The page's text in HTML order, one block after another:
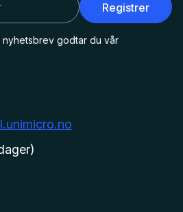
Registrer
godtar du vår